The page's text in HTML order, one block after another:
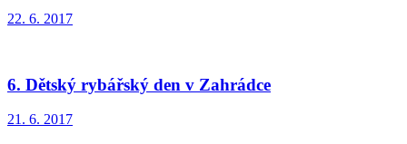
22. 6. 2017
6. Dětský rybářský den v Zahrádce
21. 6. 2017